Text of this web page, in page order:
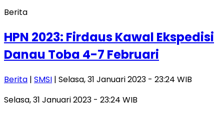
Berita
HPN 2023: Firdaus Kawal Ekspedisi
Danau Toba 4-7 Februari
Berita | SMSI | Selasa, 31 Januari 2023 - 23:24 WIB
Selasa, 31 Januari 2023 - 23:24 WIB